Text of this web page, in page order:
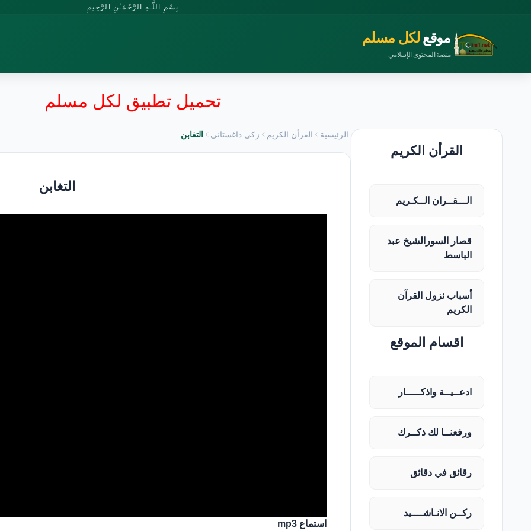
بِسْمِ اللَّـهِ الرَّحْمَـٰنِ الرَّحِيمِ
موقع لكل مسلم
منصة المحتوى الإسلامي
تحميل تطبيق لكل مسلم
القرأن الكريم
الـــقــران الــكـريم
قصار السورالشيخ عبد
الباسط
أسباب نزول القرآن
الكريم
اقسام الموقع
ادعــيــة واذكـــــار
ورفعنــا لك ذكــرك
رقائق في دقائق
ركــن الانـاشــــيد
الرئيسية القرأن الكريم زكي داغستاني التغابن
التغابن
استماع mp3